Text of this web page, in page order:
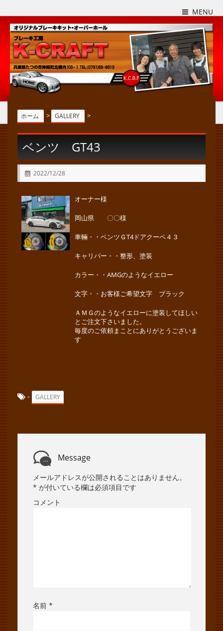
MENU
ホーム > GALLERY >
ベンツ GT43
2022/12/28
オーナー様
岡山県 〇〇様
車輛・・ベンツＧT4ドアクーペ４３
キャリパー・・整形、塗装
カラー・・AMGのようなイエロー
文字・・お客様ご希望文字 ブラック
ＡＭＧのようなイエローに塗装してほしい
とご注文下さいました。
毎度のご依頼まことにありがとうございま
す
- GALLERY
Message
メールアドレスが公開されることはありません。
* が付いている欄は必須項目です
コメント
名前 *